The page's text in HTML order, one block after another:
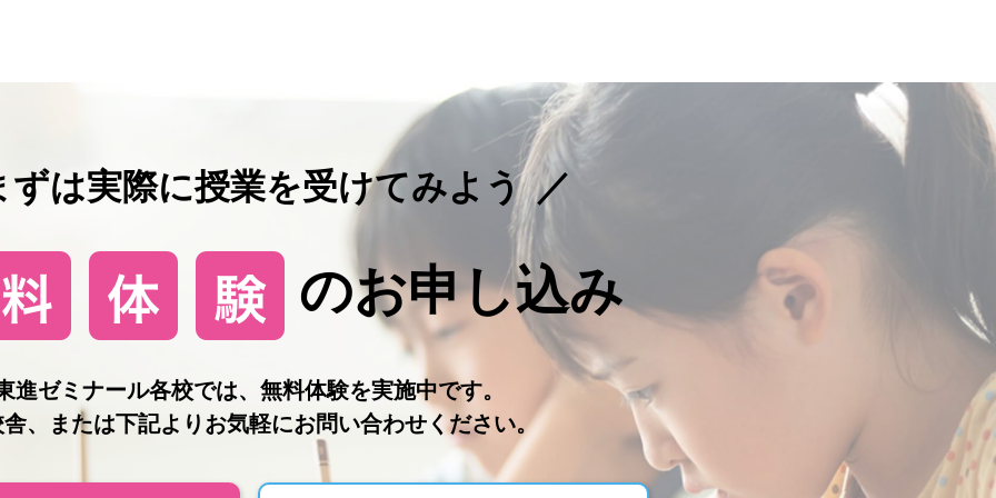
ずは実際に授業を受けてみよう
のお申し込み
進ゼミナール各校では、無料体験を実施中です。
、または下記よりお気軽にお問い合わせください。